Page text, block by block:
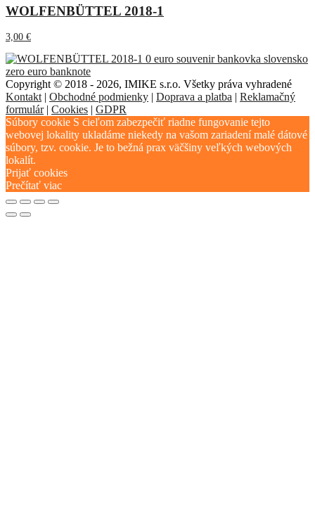
WOLFENBÜTTEL 2018-1
3,00 €
Copyright © 2018 - 2026, IMIKE s.r.o. Všetky práva vyhradené
Kontakt | Obchodné podmienky | Doprava a platba | Reklamačný
formulár| Cookies | GDPR
Súbory cookie S cieľom zabezpečiť riadne fungovanie tejto
webovej lokality ukladáme niekedy na vašom zariadení malé dátové
súbory, tzv. cookie. Je to bežná prax väčšiny veľkých webových
lokalít.
Prijať cookies
Prečítať viac